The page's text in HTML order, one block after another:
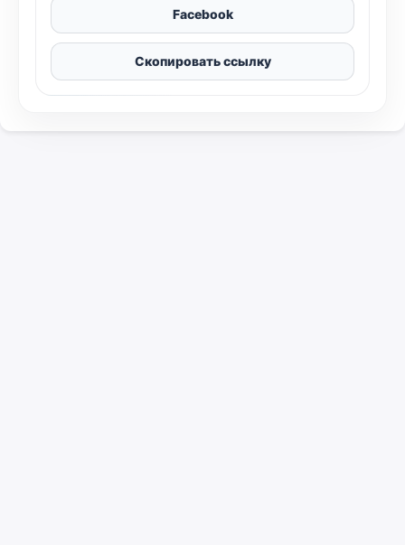
Facebook
Скопировать ссылку